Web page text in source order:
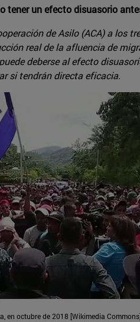
tener un efecto disuasorio
de Asilo (ACA) a los
real de la afluencia de
deberse al efecto
si tendrán directa eficacia.
en octubre de 2018 [Wikimedia